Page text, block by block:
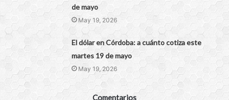
de mayo
May 19, 2026
El dólar en Córdoba: a cuánto cotiza este
martes 19 de mayo
May 19, 2026
Comentarios